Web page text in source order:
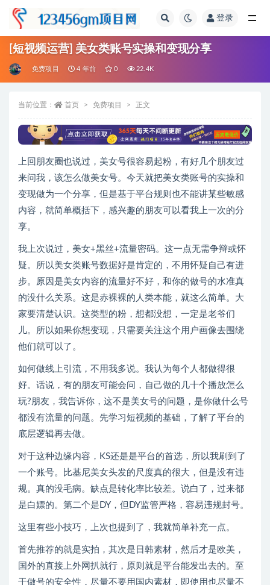
登录
[短视频运营] 美女类账号实操和变现分享
免费项目 4 年前 0 22.4K
当前位置： 首页 免费项目 正文
上回朋友圈也说过，美女号很容易起粉，有好几个朋友过
来问我，该怎么做美女号。今天就把美女类账号的实操和
变现做为一个分享，但是基于平台规则也不能讲某些敏感
内容，就简单概括下，感兴趣的朋友可以看我上一次的分
享。
我上次说过，美女+黑丝+流量密码。这一点无需争辩或怀
疑。所以美女类账号数据好是肯定的，不用怀疑自己有进
步。原因是美女内容的流量好不好，和你的做号的水准真
的没什么关系。这是赤裸裸的人类本能，就这么简单。大
家要清楚认识。这类型的粉，想都没想，一定是老爷们
儿。所以如果你想变现，只需要关注这个用户画像去围绕
他们就可以了。
如何做线上引流，不用我多说。我认为每个人都做得很
好。话说，有的朋友可能会问，自己做的几十个播放怎么
玩?朋友，我告诉你，这不是美女号的问题，是你做什么号
都没有流量的问题。先学习短视频的基础，了解了平台的
底层逻辑再去做。
对于这种边缘内容，KS还是是平台的首选，所以我刷到了
一个账号。比基尼美女头发的尺度真的很大，但是没有违
规。真的没毛病。缺点是转化率比较差。说白了，过来都
是白嫖的。第二个是DY，但DY监管严格，容易违规封号。
这里有些小技巧，上次也提到了，我就简单补充一点。
首先推荐的就是实拍，其次是日韩素材，然后才是欧美，
国外的直接上外网扒就行，原则就是平台能发出去的。至
于做号的安全性，尽量不要用国内素材，即使用也尽量不